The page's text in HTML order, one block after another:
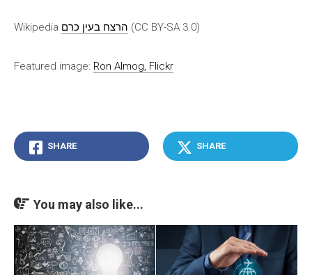
Wikipedia הרצח בעין כרם (CC BY-SA 3.0)
Featured image: Ron Almog, Flickr
SHARE SHARE
You may also like...